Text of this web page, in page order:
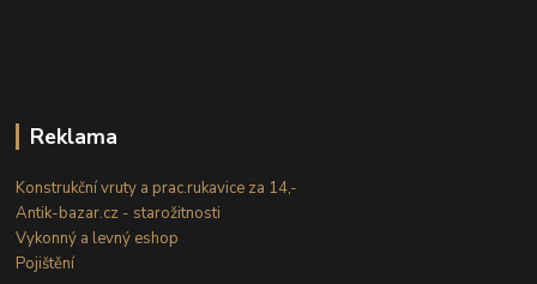
Reklama
Konstrukční vruty a prac.rukavice za 14,-
Antik-bazar.cz - starožitnosti
Vykonný a levný eshop
Pojištění